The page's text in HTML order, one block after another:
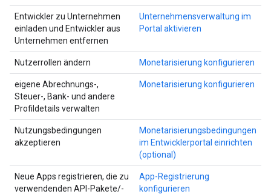
Entwickler zu Unternehmen
einladen und Entwickler aus
Unternehmen entfernen
Unternehmensverwaltung im
Portal aktivieren
Nutzerrollen ändern Monetarisierung konfigurieren
eigene Abrechnungs-,
Steuer-, Bank- und andere
Profildetails verwalten
Monetarisierung konfigurieren
Nutzungsbedingungen
akzeptieren
Monetarisierungsbedingungen
im Entwicklerportal einrichten
(optional)
Neue Apps registrieren, die zu
verwendenden API-Pakete/-
App-Registrierung
konfigurieren